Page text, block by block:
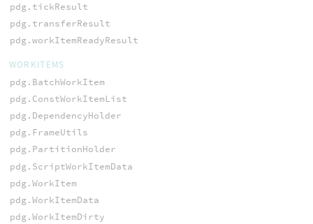
pdg.tickResult
pdg.transferResult
pdg.workItemReadyResult
WORKITEMS
pdg.BatchWorkItem
pdg.ConstWorkItemList
pdg.DependencyHolder
pdg.FrameUtils
pdg.PartitionHolder
pdg.ScriptWorkItemData
pdg.WorkItem
pdg.WorkItemData
pdg.WorkItemDirty